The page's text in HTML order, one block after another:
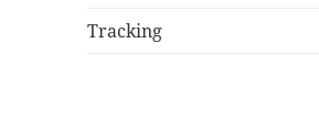
Tracking